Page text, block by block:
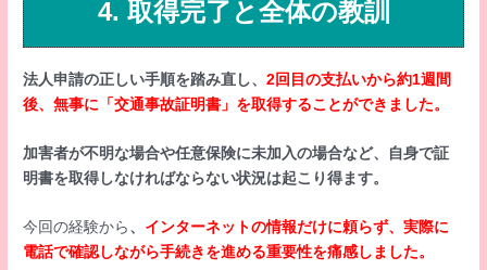
4. 取得完了と全体の教訓
法人申請の正しい手順を踏み直し、2回目の支払いから約1週間
後、無事に「交通事故証明書」を取得することができました。
加害者が不明な場合や任意保険に未加入の場合など、自身で証
明書を取得しなければならない状況は起こり得ます。
今回の経験から 、 インターネットの情報だけに頼らず、実際に
電話で確認しながら手続きを進める重要性を痛感しました。